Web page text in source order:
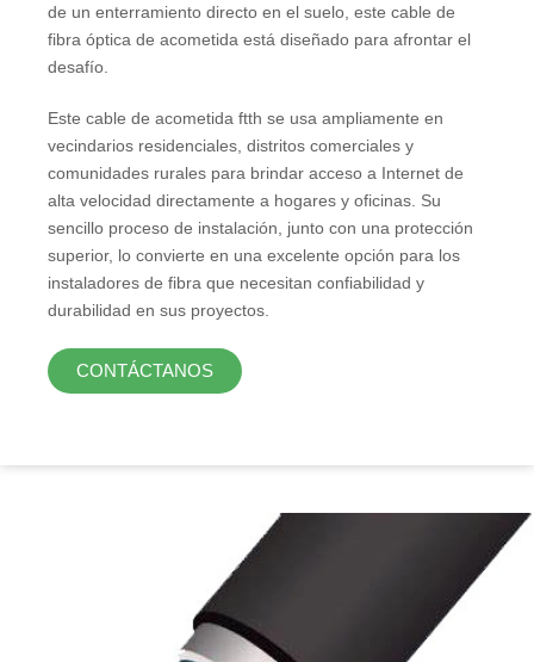
de un enterramiento directo en el suelo, este cable de
fibra óptica de acometida está diseñado para afrontar el
desafío.
Este cable de acometida ftth se usa ampliamente en
vecindarios residenciales, distritos comerciales y
comunidades rurales para brindar acceso a Internet de
alta velocidad directamente a hogares y oficinas. Su
sencillo proceso de instalación, junto con una protección
superior, lo convierte en una excelente opción para los
instaladores de fibra que necesitan confiabilidad y
durabilidad en sus proyectos.
CONTÁCTANOS